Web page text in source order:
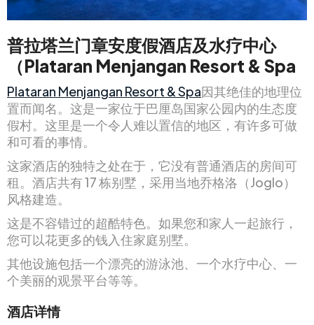
普拉塔兰门章安度假酒店及水疗中心
（Plataran Menjangan Resort & Spa
Plataran Menjangan Resort & Spa因其绝佳的地理位
置而闻名。这是一家位于巴厘岛国家公园内的生态度
假村。这里是一个令人难以置信的地区，有许多可做
和可看的事情。
这家酒店的独特之处在于，它没有普通酒店的房间可
租。酒店共有 17 栋别墅，采用当地乔格洛（Joglo）
风格建造。
这是不容错过的超酷特色。如果您和家人一起旅行，
您可以花更多的钱入住家庭别墅。
其他设施包括一个漂亮的游泳池、一个水疗中心、一
个美丽的观景平台等等。
酒店详情